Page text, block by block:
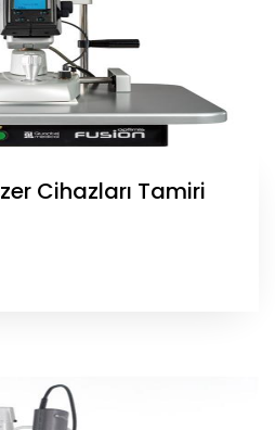
Cihazları Tamiri